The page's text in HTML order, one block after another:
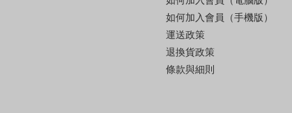
如何加入會員（手機版）
運送政策
退換貨政策
條款與細則